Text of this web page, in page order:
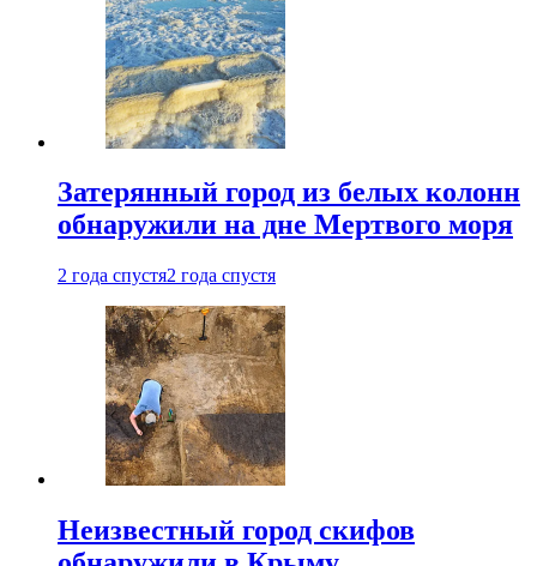
Затерянный город из белых колонн
обнаружили на дне Мертвого моря
2 года спустя2 года спустя
Неизвестный город скифов